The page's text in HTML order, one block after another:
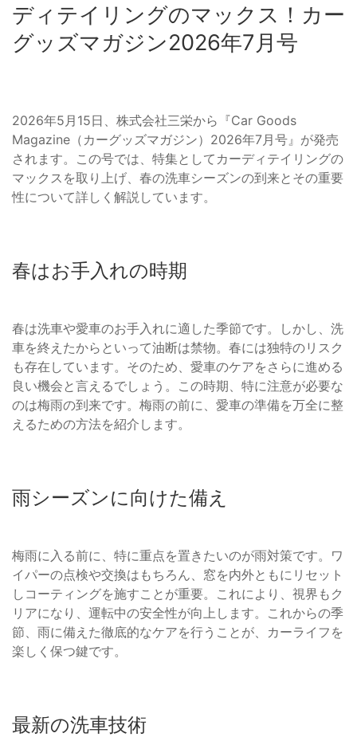
ディテイリングのマックス！カー
グッズマガジン2026年7月号
2026年5月15日、株式会社三栄から『Car Goods
Magazine（カーグッズマガジン）2026年7月号』が発売
されます。この号では、特集としてカーディテイリングの
マックスを取り上げ、春の洗車シーズンの到来とその重要
性について詳しく解説しています。
春はお手入れの時期
春は洗車や愛車のお手入れに適した季節です。しかし、洗
車を終えたからといって油断は禁物。春には独特のリスク
も存在しています。そのため、愛車のケアをさらに進める
良い機会と言えるでしょう。この時期、特に注意が必要な
のは梅雨の到来です。梅雨の前に、愛車の準備を万全に整
えるための方法を紹介します。
雨シーズンに向けた備え
梅雨に入る前に、特に重点を置きたいのが雨対策です。ワ
イパーの点検や交換はもちろん、窓を内外ともにリセット
しコーティングを施すことが重要。これにより、視界もク
リアになり、運転中の安全性が向上します。これからの季
節、雨に備えた徹底的なケアを行うことが、カーライフを
楽しく保つ鍵です。
最新の洗車技術